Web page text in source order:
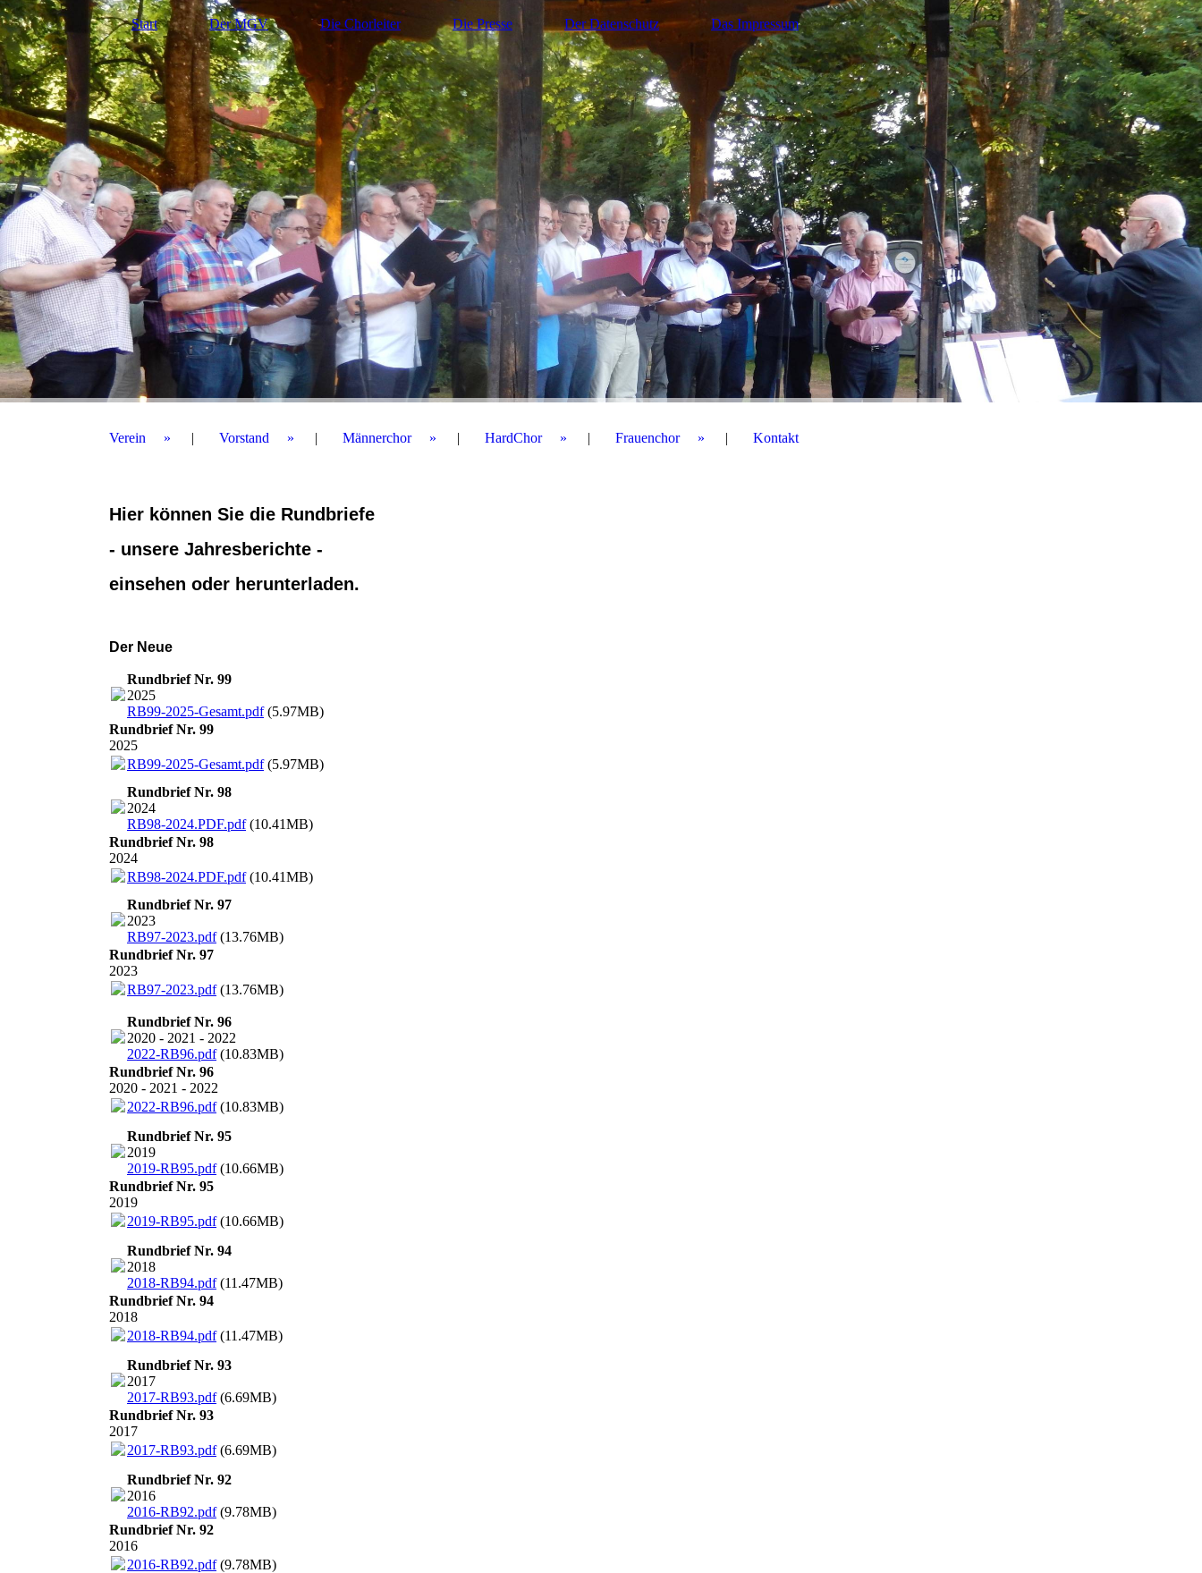
Start Der MGV Die Chorleiter Die Presse Der Datenschutz Das Impressum
Verein Vorstand Männerchor HardChor Frauenchor Kontakt
Hier können Sie die Rundbriefe
- unsere Jahresberichte -
einsehen oder herunterladen.
Der Neue
Rundbrief Nr. 99
2025
RB99-2025-Gesamt.pdf(5.97MB)
Rundbrief Nr. 99
2025
RB99-2025-Gesamt.pdf(5.97MB)
Rundbrief Nr. 98
2024
RB98-2024.PDF.pdf(10.41MB)
Rundbrief Nr. 98
2024
RB98-2024.PDF.pdf(10.41MB)
Rundbrief Nr. 97
2023
RB97-2023.pdf(13.76MB)
Rundbrief Nr. 97
2023
RB97-2023.pdf(13.76MB)
Rundbrief Nr. 96
2020 - 2021 - 2022
2022-RB96.pdf(10.83MB)
Rundbrief Nr. 96
2020 - 2021 - 2022
2022-RB96.pdf(10.83MB)
Rundbrief Nr. 95
2019
2019-RB95.pdf(10.66MB)
Rundbrief Nr. 95
2019
2019-RB95.pdf(10.66MB)
Rundbrief Nr. 94
2018
2018-RB94.pdf(11.47MB)
Rundbrief Nr. 94
2018
2018-RB94.pdf(11.47MB)
Rundbrief Nr. 93
2017
2017-RB93.pdf(6.69MB)
Rundbrief Nr. 93
2017
2017-RB93.pdf(6.69MB)
Rundbrief Nr. 92
2016
2016-RB92.pdf(9.78MB)
Rundbrief Nr. 92
2016
2016-RB92.pdf(9.78MB)